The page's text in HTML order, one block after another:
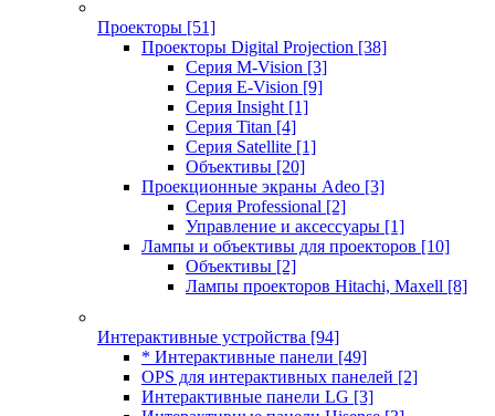
Проекторы [51]
Проекторы Digital Projection [38]
Серия M-Vision [3]
Серия E-Vision [9]
Серия Insight [1]
Серия Titan [4]
Серия Satellite [1]
Объективы [20]
Проекционные экраны Adeo [3]
Серия Professional [2]
Управление и аксессуары [1]
Лампы и объективы для проекторов [10]
Объективы [2]
Лампы проекторов Hitachi, Maxell [8]
Интерактивные устройства [94]
* Интерактивные панели [49]
OPS для интерактивных панелей [2]
Интерактивные панели LG [3]